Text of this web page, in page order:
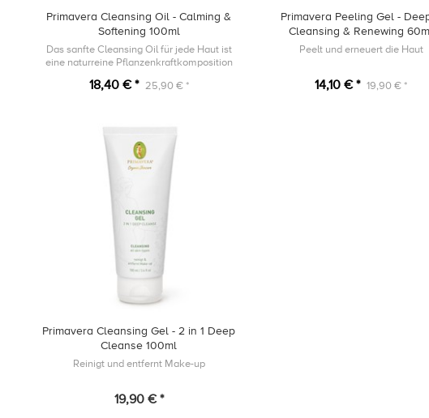
Primavera Cleansing Oil - Calming &
Softening 100ml
Das sanfte Cleansing Oil für jede Haut ist
eine naturreine Pflanzenkraftkomposition
Aprikosenkernöl und Bio Hanfsamenöl.
18,40 € * 25,90 € *
Primavera Peeling Gel -
Cleansing & Renewing
Peelt und erneuert die Haut
14,10 € * 19,90 € *
Primavera Cleansing Gel - 2 in 1 Deep
Cleanse 100ml
Reinigt und entfernt Make-up
19,90 € *